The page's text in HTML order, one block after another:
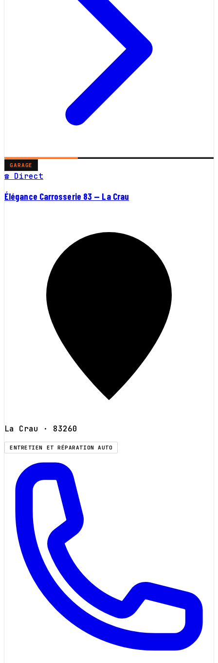
GARAGE
☎ Direct
Élégance Carrosserie 83 — La Crau
La Crau · 83260
ENTRETIEN ET RÉPARATION AUTO